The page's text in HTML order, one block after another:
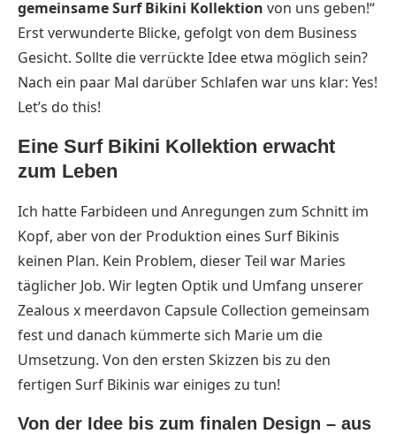
gemeinsame Surf Bikini Kollektion von uns geben!“
Erst verwunderte Blicke, gefolgt von dem Business
Gesicht. Sollte die verrückte Idee etwa möglich sein?
Nach ein paar Mal darüber Schlafen war uns klar: Yes!
Let’s do this!
Eine Surf Bikini Kollektion erwacht
zum Leben
Ich hatte Farbideen und Anregungen zum Schnitt im
Kopf, aber von der Produktion eines Surf Bikinis
keinen Plan. Kein Problem, dieser Teil war Maries
täglicher Job. Wir legten Optik und Umfang unserer
Zealous x meerdavon Capsule Collection gemeinsam
fest und danach kümmerte sich Marie um die
Umsetzung. Von den ersten Skizzen bis zu den
fertigen Surf Bikinis war einiges zu tun!
Von der Idee bis zum finalen Design – aus